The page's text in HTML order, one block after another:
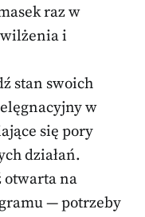
raz w
i
stan swoich
w
się pory
działań.
otwarta na
— potrzeby